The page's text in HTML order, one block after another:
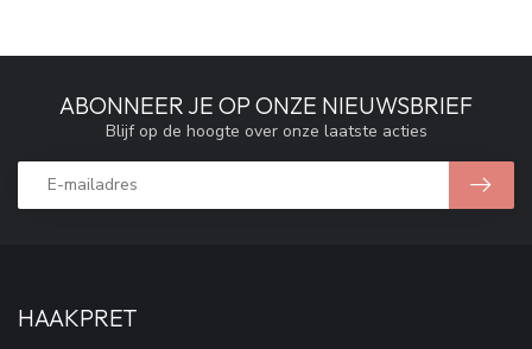
ABONNEER JE OP ONZE NIEUWSBRIEF
Blijf op de hoogte over onze laatste acties
HAAKPRET